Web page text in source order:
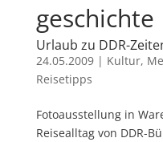
geschichte
Urlaub zu DDR-
24.05.2009| Kultur,
Reisetipps
Fotoausstellung in
Reisealltag von DDR-